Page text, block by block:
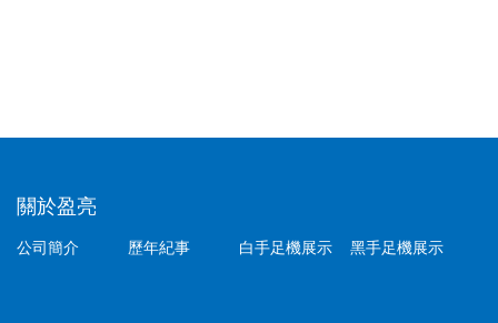
關於盈亮
公司簡介 歷年紀事 白手足機展示 黑手足機展示